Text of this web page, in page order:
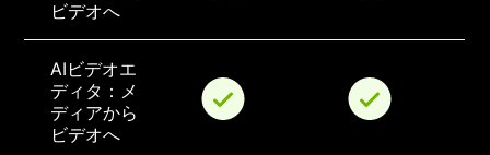
ビデオへ
AIビデオエ
ディタ：メ
ディアから
ビデオへ